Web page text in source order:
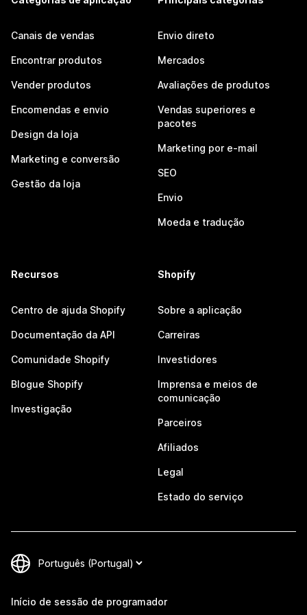
Canais de vendas
Encontrar produtos
Vender produtos
Encomendas e envio
Design da loja
Marketing e conversão
Gestão da loja
Envio direto
Mercados
Avaliações de produtos
Vendas superiores e
pacotes
Marketing por e-mail
SEO
Envio
Moeda e tradução
Recursos
Centro de ajuda Shopify
Documentação da API
Comunidade Shopify
Blogue Shopify
Investigação
Shopify
Sobre a aplicação
Carreiras
Investidores
Imprensa e meios de
comunicação
Parceiros
Afiliados
Legal
Estado do serviço
Início de sessão de programador